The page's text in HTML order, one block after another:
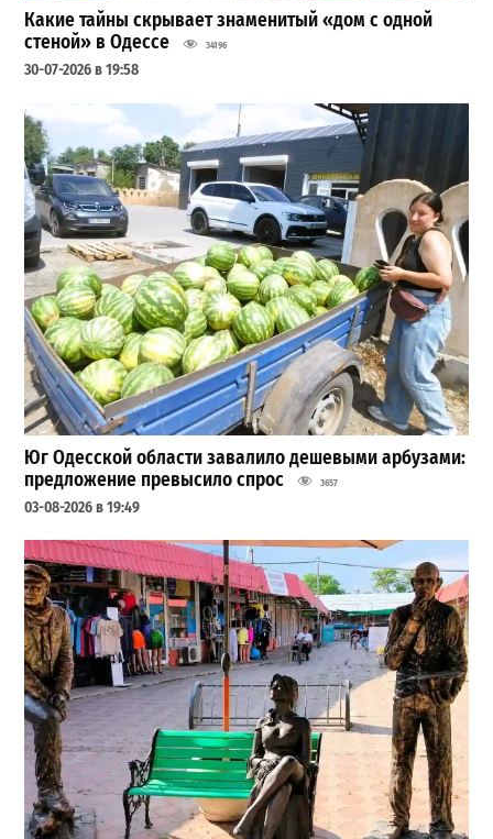
Какие тайны скрывает знаменитый «дом с одной
стеной» в Одессе
34196
30-07-2026 в 19:58
Юг Одесской области завалило дешевыми арбузами:
предложение превысило спрос
3657
03-08-2026 в 19:49